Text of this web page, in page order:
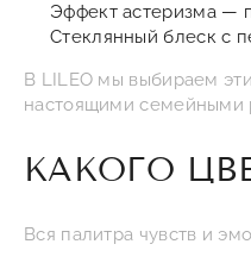
Эффект астеризма —
Стеклянный блеск с
В LILEO мы выбираем
настоящими семейными
КАКОГО
Вся палитра чувств и